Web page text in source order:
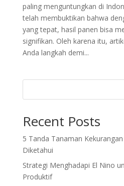
paling menguntungkan di
telah membuktikan bahwa
yang tepat, hasil panen bisa
signifikan. Oleh karena itu,
Anda langkah demi...
Recent Posts
5 Tanda Tanaman
Diketahui
Strategi Menghadapi El Nino
Produktif